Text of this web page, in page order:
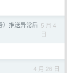
）推送异常后 5 月 4
日
4 月 26 日